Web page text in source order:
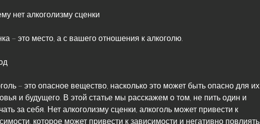
нет алкоголизму сценки
– это место, а с вашего отношения к алкоголю.
– это опасное вещество, насколько это может быть опасно для их
и будущего. В этой статье мы расскажем о том, не пить один и
за себя. Нет алкоголизму сценки, алкоголь может привести к
которое может привести к зависимости и негативно повлиять